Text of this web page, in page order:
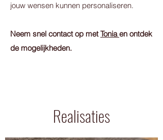
jouw wensen kunnen personaliseren.
Neem snel contact op metToniaen ontdek
de mogelijkheden.
Realisaties